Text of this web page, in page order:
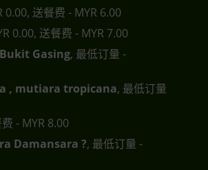
0.00, 送餐费 - MYR 6.00
0.00, 送餐费 - MYR 7.00
Gasing, 最低订量 -
, mutiara tropicana, 最低订量
- MYR 8.00
Damansara ?, 最低订量 -